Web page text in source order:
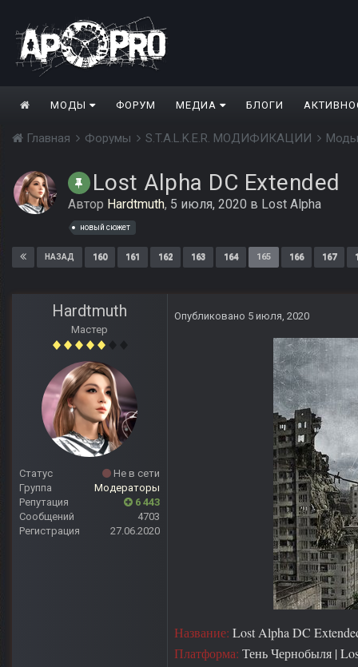
МОДЫ ФОРУМ МЕДИА БЛОГИ
Главная Форумы S.T.A.L.K.E.R. МОДИФИКАЦИИ
Lost Alpha DC Extended
Автор Hardtmuth, 5 июля, 2020 в Lost Alpha
новый сюжет
НАЗАД 160 161 162 163 164 165 166 167
Hardtmuth
Мастер
Статус
Не в сети
Группа
Модераторы
Репутация
6 443
Сообщений
4703
Регистрация
27.06.2020
Опубликовано 5 июля, 2020
Название: Lost Alpha DC
Платформа: Тень Чернобыля |